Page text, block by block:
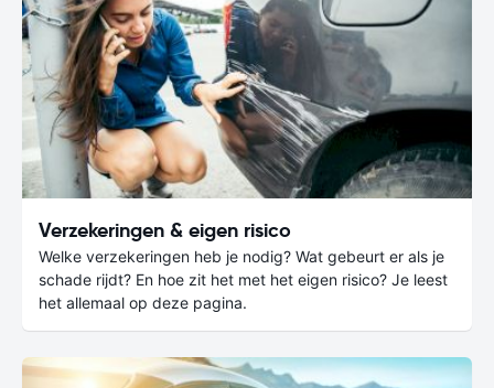
Verzekeringen & eigen risico
Welke verzekeringen heb je nodig? Wat gebeurt er als je
schade rijdt? En hoe zit het met het eigen risico? Je leest
het allemaal op deze pagina.